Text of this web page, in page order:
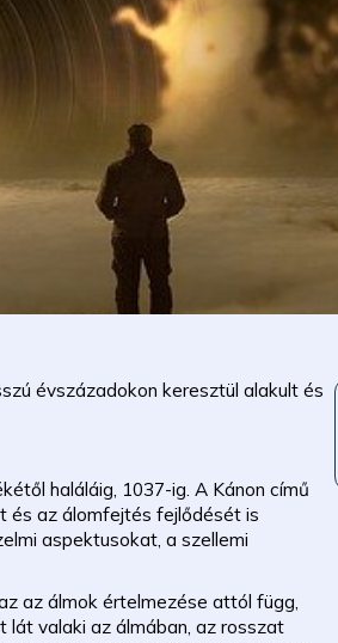
évszázadokon keresztül alakult és
haláláig, 1037-ig. A Kánon című
és az álomfejtés fejlődését is
aspektusokat, a szellemi
az álmok értelmezése attól függ,
lát valaki az álmában, az rosszat